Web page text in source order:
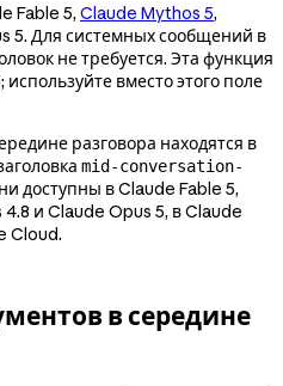
Fable 5, Claude Mythos 5,
5. Для системных сообщений в
не требуется. Эта функция
вместо этого поле
разговора находятся в
mid-conversation-
доступны в Claude Fable 5,
и Claude Opus 5, в Claude
Cloud.
в середине